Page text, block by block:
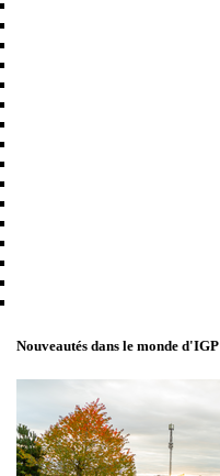
Nouveautés dans le monde d'IGP